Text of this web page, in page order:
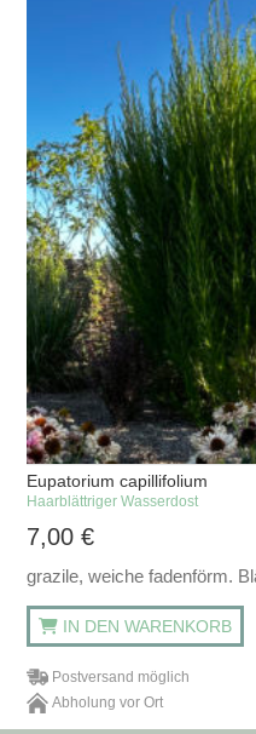
Eupatorium capillifolium
Haarblättriger Wasserdost
7,00€
grazile, weiche fadenförm.
IN DEN WARENKORB
Postversand möglich
Abholung vor Ort